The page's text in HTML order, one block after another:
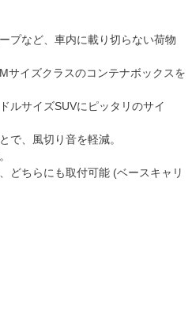
プなど、車内に載り切らない荷物
サイズクラスのコンテナボックスを
ルサイズSUVにピッタリのサイ
で、風切り音を軽減。
どちらにも取付可能 (ベースキャリ